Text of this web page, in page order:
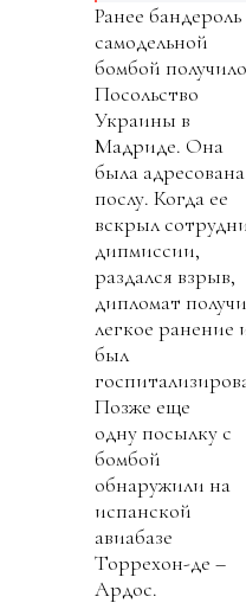
Ранее бандероль
самодельной
бомбой получило
Посольство
Украины в
Мадриде. Она
была адресована
послу. Когда ее
вскрыл
дипмиссии,
раздался взрыв,
дипломат
легкое ранение
был
Позже еще
одну посылку с
бомбой
обнаружили на
испанской
авиабазе
Торрехон-де –
Ардос.